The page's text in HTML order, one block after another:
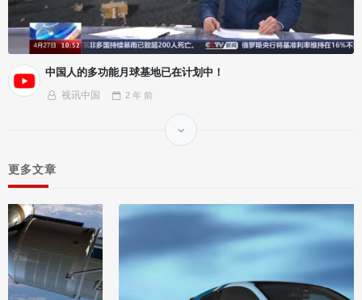
中国人的多功能月球基地已在计划中！
视讯中国 2 年 前
更多文章